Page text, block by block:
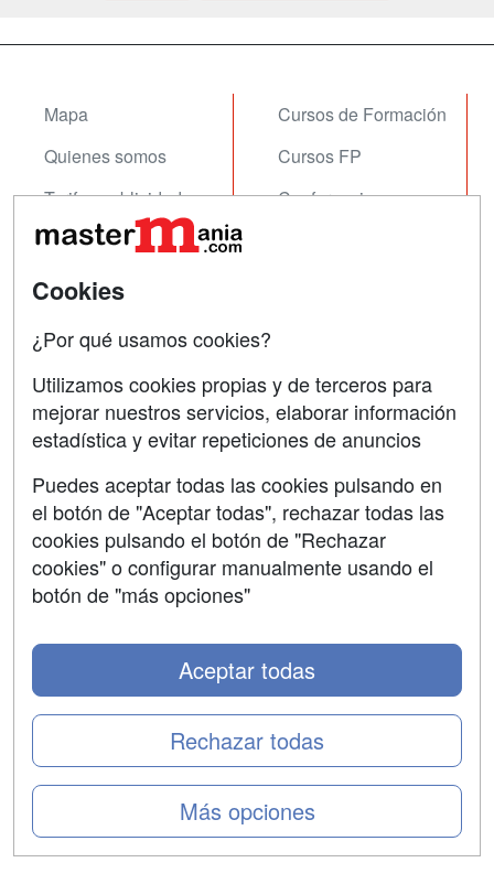
Mapa
Quienes somos
Tarifas publicidad
Acceso Usuarios
Acceso Centros
Cursos de Formación
Cursos FP
Conferencias
Contactar
Confidencialidad
Aviso legal
Copyleft
Cookies
¿Por qué usamos cookies?
Utilizamos cookies propias y de terceros para
mejorar nuestros servicios, elaborar información
estadística y evitar repeticiones de anuncios
Puedes aceptar todas las cookies pulsando en
el botón de "Aceptar todas", rechazar todas las
cookies pulsando el botón de "Rechazar
cookies" o configurar manualmente usando el
botón de "más opciones"
Más opciones
Rechazar todas
Aceptar todas